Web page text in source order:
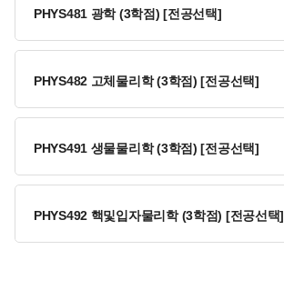
PHYS481 광학 (3학점) [전공선택]
PHYS482 고체물리학 (3학점) [전공선택]
PHYS491 생물물리학 (3학점) [전공선택]
PHYS492 핵및입자물리학 (3학점) [전공선택]